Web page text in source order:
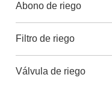
Abono de riego
Filtro de riego
Válvula de riego